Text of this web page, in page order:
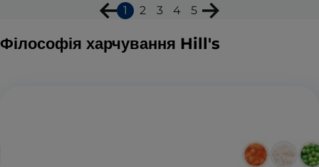
1 2 3 4 5
Філософія харчування Hill's